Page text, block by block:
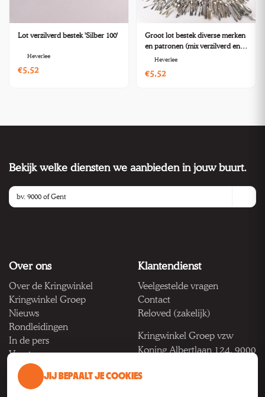
Lot verzilverd bestek 'Silber 100'
Heverlee
€5,52
Groot lot bestek diverse merken
en patronen (mix verzilverd en
inox)Heverlee
€5,52
Bekijk welke diensten we aanbieden in jouw buurt.
Over ons
Over de Kringwinkel
Kringwinkel Groep
Nieuws
Rondleidingen
In de pers
Vacatures
Klantendienst
Veelgestelde vragen
Contact
Reloved (zakelijk)
Kringwinkel Groep vzw
Koning Albertlaan 124, 9000
BTW BE 1033.922.208
JIJ BEPAALT JE COOKIES